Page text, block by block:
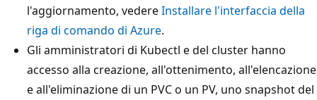
l'aggiornamento, vedereInstallare l'interfaccia della
riga di comando di Azure.
Gli amministratori di Kubectl e del cluster hanno
accesso alla creazione, all'ottenimento, all'elencazione
e all'eliminazione di un PVC o un PV, uno snapshot del